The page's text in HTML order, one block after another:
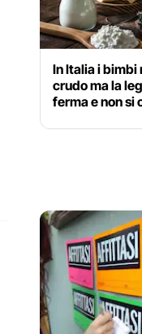
In Italia i bimbi
crudo ma la
ferma e non si